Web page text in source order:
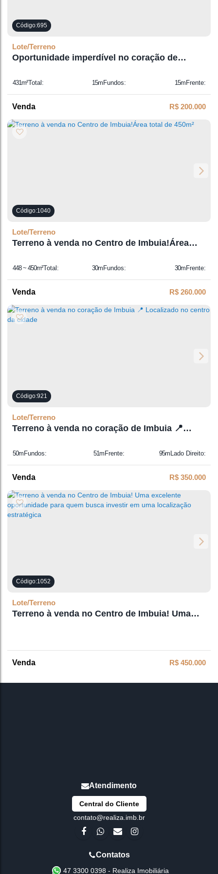
695
Oportunidade imperdível no coração de
Lote/Terreno
R$ 200.000
Total:
431m² Fundos:
15m Frente:
15m
1040
Terreno à venda no Centro de Imbuia!Área
Lote/Terreno
R$ 260.000
Total:
448 ~ 450m² Fundos:
30m Frente:
30m
921
Terreno à venda no coração de Imbuia 📍
Lote/Terreno
R$ 350.000
Fundos:
50m Frente:
51m Lado Direito:
95m
1052
Terreno à venda no Centro de Imbuia! Uma
Lote/Terreno
R$ 450.000
Central do Cliente
contato@realiza.imb.br
47 3300 0398 - Realiza Imobiliária